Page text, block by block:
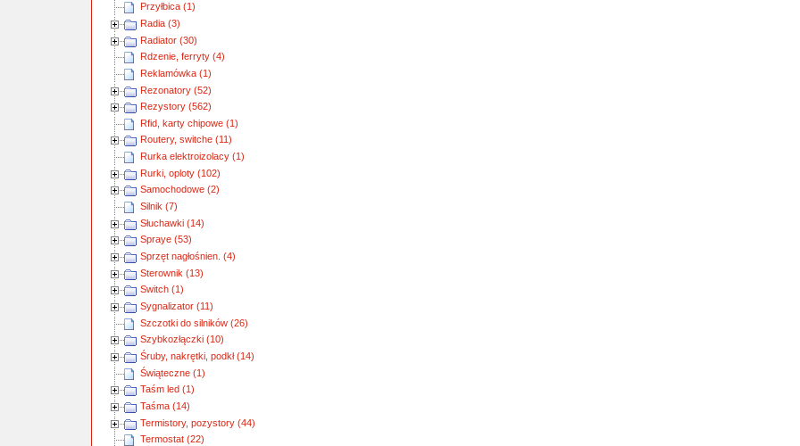
Przyłbica (1)
Radia (3)
Radiator (30)
Rdzenie, ferryty (4)
Reklamówka (1)
Rezonatory (52)
Rezystory (562)
Rfid, karty chipowe (1)
Routery, switche (11)
Rurka elektroizolacy (1)
Rurki, oploty (102)
Samochodowe (2)
Silnik (7)
Słuchawki (14)
Spraye (53)
Sprzęt nagłośnien. (4)
Sterownik (13)
Switch (1)
Sygnalizator (11)
Szczotki do silników (26)
Szybkozłączki (10)
Śruby, nakrętki, podkł (14)
Świąteczne (1)
Taśm led (1)
Taśma (14)
Termistory, pozystory (44)
Termostat (22)